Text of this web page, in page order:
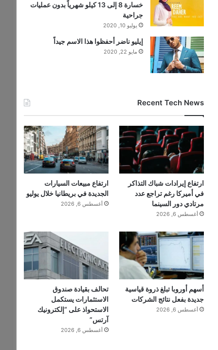
خسارة 8 إلى 13 كيلو شهرياً بدون عمليات
جراحية
يوليو 10, 2020
إيليو ناضر أحفظوا هذا الاسم جيداً
مايو 22, 2020
Recent Tech News
ارتفاع إيرادات شباك التذاكر
في أميركا رغم تراجع عدد
مرتادي دور السينما
أغسطس 6, 2026
ارتفاع مبيعات السيارات
الجديدة في بريطانيا خلال يوليو
أغسطس 6, 2026
أسهم أوروبا تبلغ ذروة قياسية
جديدة بفعل نتائج الشركات
أغسطس 6, 2026
تحالف بقيادة صندوق
الاستثمارات يستكمل
الاستحواذ على “إلكترونيك
آرتس”
أغسطس 6, 2026